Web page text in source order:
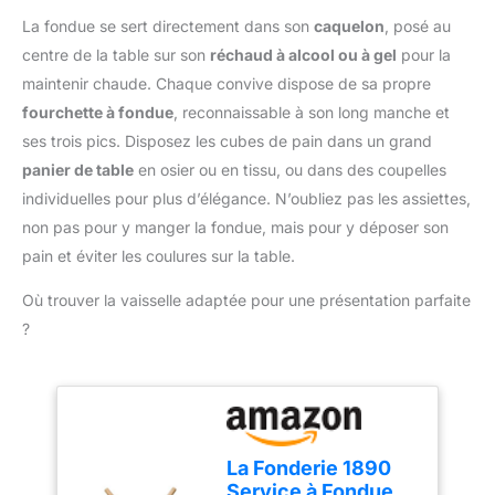
vos envies culinaires.
puissent retrouver
rapidement leur
fourchette ! CONTENU
DE LA LIVRAISON : 12x
fourchette à fondue (2x
par couleur) // Matériau :
acier inoxydable 430,
polypropylène //
Longueur : env. 23,5 cm
bleu clair, vert, rouge,
orange, jaune // Autre :
va au lave-vaisselle
les fourchettes. Avec 6
couleurs différentes au
reconnaître et apprécier
votre propre fourchette
au premier coup d'œil !
🍒 Qualité supérieure :
inoxydable de haute
qualité et antirouille, nos
fourchettes à fondue
durables. Ils sont légers,
encore plus lourdes
telles que des fruits, de la
viande ou des brownies.
Dégustez vos desserts
La fondue se sert directement dans son caquelon , posé au
centre de la table sur son réchaud à alcool ou à gel pour la
maintenir chaude. Chaque convive dispose de sa propre
fourchette à fondue , reconnaissable à son long manche et
ses trois pics. Disposez les cubes de pain dans un grand
panier de table en osier ou en tissu, ou dans des coupelles
individuelles pour plus d’élégance. N’oubliez pas les assiettes,
non pas pour y manger la fondue, mais pour y déposer son
pain et éviter les coulures sur la table.
Où trouver la vaisselle adaptée pour une présentation parfaite
?
La Fonderie 1890